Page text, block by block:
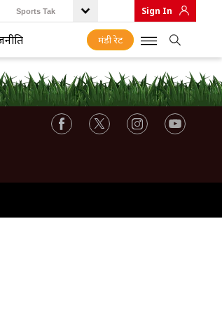
Sports Tak Sign In
मंडी रेट